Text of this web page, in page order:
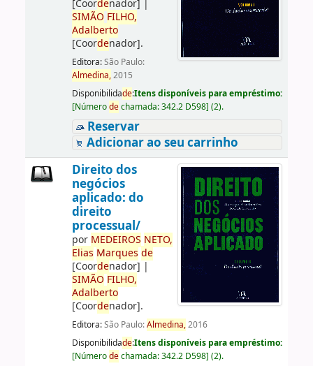
[Coordenador] |
SIMÃO FILHO,
Adalberto
[Coordenador].
Editora:São Paulo:
Almedina,2015
Disponibilidade:Itens disponíveis para empréstimo:
[Númerodechamada:342.2 D598] (2).
Reservar
Adicionar ao seu carrinho
Direito dos
negócios
aplicado: do
direito
processual/
por MEDEIROS NETO,
Elias Marques de
[Coordenador] |
SIMÃO FILHO,
Adalberto
[Coordenador].
Editora:São Paulo:Almedina,2016
Disponibilidade:Itens disponíveis para empréstimo:
[Númerodechamada:342.2 D598] (2).